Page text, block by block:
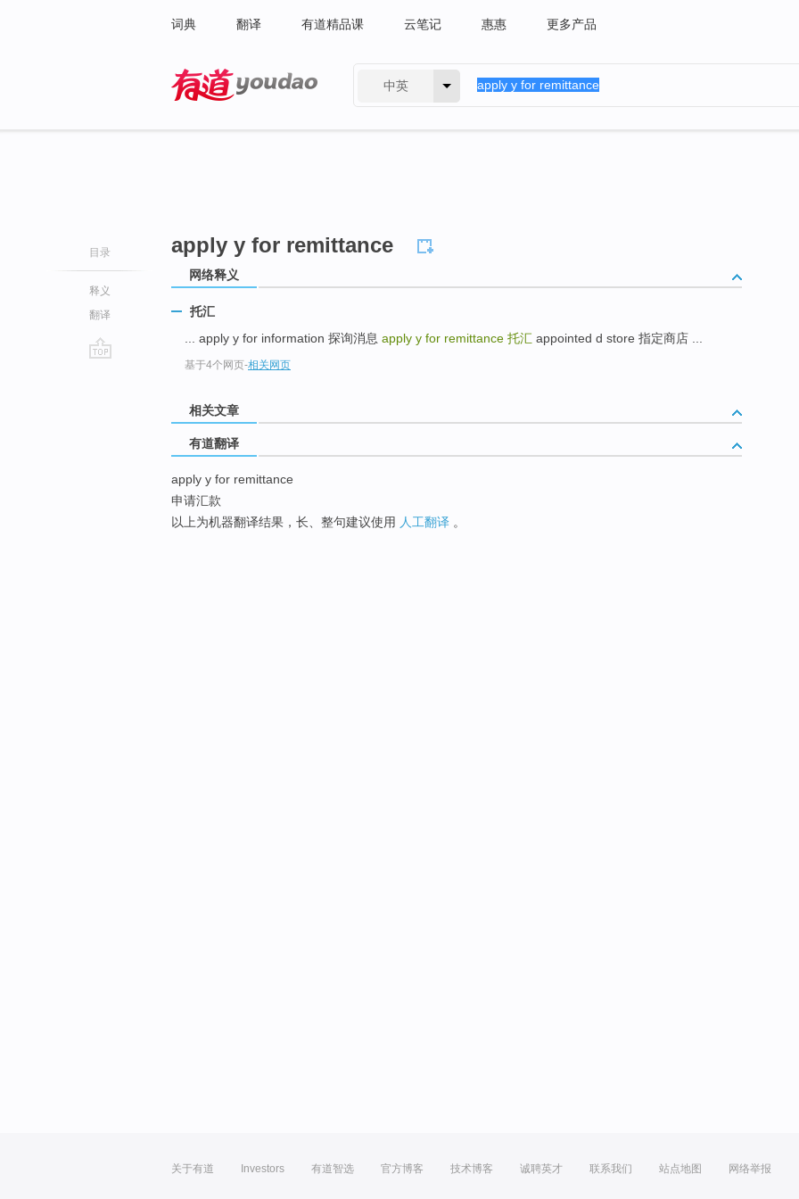
词典 翻译 有道精品课 云笔记 惠惠 更多产品
中英
目录
释义
翻译
apply y for remittance
网络释义
托汇
... apply y for information 探询消息 apply y for remittance 托汇 appointed d store 指定商店 ...
基于4个网页-相关网页
相关文章
有道翻译
apply y for remittance
申请汇款
以上为机器翻译结果，长、整句建议使用 人工翻译 。
关于有道 Investors 有道智选 官方博客 技术博客 诚聘英才 联系我们 站点地图 网络举报